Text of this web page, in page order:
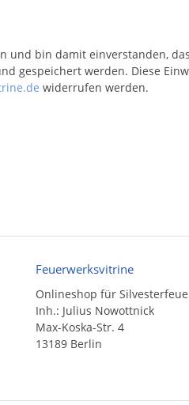
und bin damit einverstanden,
gespeichert werden. Diese
widerrufen werden.
Feuerwerksvitrine
Onlineshop für
Inh.: Julius Nowottnick
Max-Koska-Str. 4
13189 Berlin